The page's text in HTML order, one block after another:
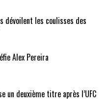
dévoilent les coulisses des
Alex Pereira
un deuxième titre après l’UFC